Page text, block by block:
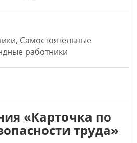
Самостоятельные
работники
«Карточка по
труда»